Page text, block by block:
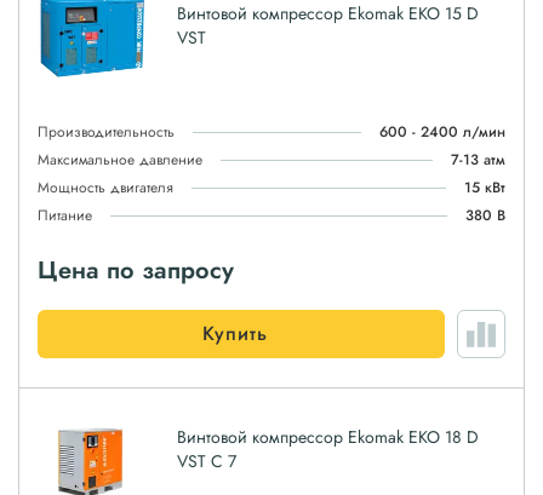
Винтовой компрессор Ekomak EKO 15 D
VST
Производительность
600 - 2400 л/мин
Максимальное давление
7-13 атм
Мощность двигателя
15 кВт
Питание
380 В
Цена по запросу
Купить
Винтовой компрессор Ekomak EKO 18 D
VST C 7